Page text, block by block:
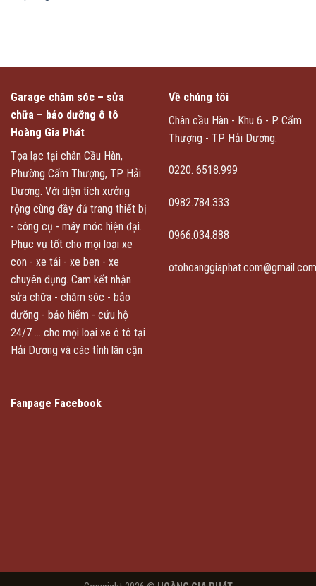
Garage chăm sóc – sửa
chữa – bảo dưỡng ô tô
Hoàng Gia Phát
Tọa lạc tại chân Cầu Hàn,
Phường Cẩm Thượng, TP Hải
Dương. Với diện tích xưởng
rộng cùng đầy đủ trang thiết bị
- công cụ - máy móc hiện đại.
Phục vụ tốt cho mọi loại xe
con - xe tải - xe ben - xe
chuyên dụng. Cam kết nhận
sửa chữa - chăm sóc - bảo
dưỡng - bảo hiểm - cứu hộ
24/7 ... cho mọi loại xe ô tô tại
Hải Dương và các tỉnh lân cận
Về chúng tôi
Chân cầu Hàn - Khu 6 - P. Cẩm
Thượng - TP Hải Dương.
0220. 6518.999
0982.784.333
0966.034.888
otohoanggiaphat.com@gmail.com
Fanpage Facebook